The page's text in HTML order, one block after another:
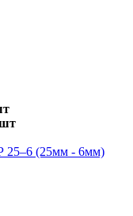
(25мм - 6мм)